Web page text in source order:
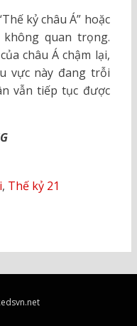
kỷ châu Á” hoặc
quan trọng.
châu Á chậm lại,
vực này đang trỗi
vẫn tiếp tục được
, Thế kỷ 21